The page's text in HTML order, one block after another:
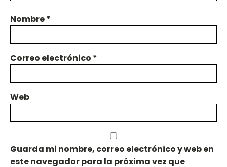
Nombre*
Correo electrónico *
Web
Guarda mi nombre, correo electrónico y web en
este navegador para la próxima vez que